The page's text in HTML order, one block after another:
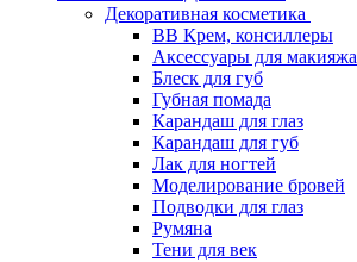
Декоративная косметика
BB Крем, консиллеры
Аксессуары для макияжа
Блеск для губ
Губная помада
Карандаш для глаз
Карандаш для губ
Лак для ногтей
Моделирование бровей
Подводки для глаз
Румяна
Тени для век